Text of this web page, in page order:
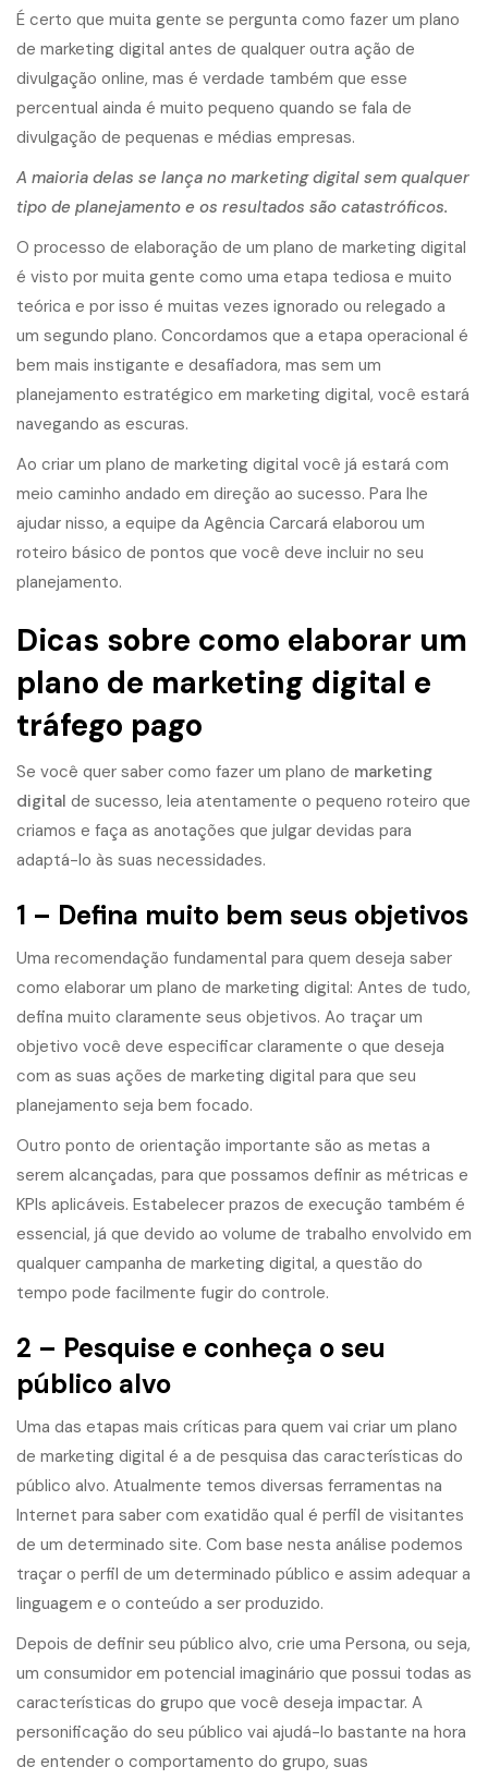
É certo que muita gente se pergunta como fazer um plano
de marketing digital antes de qualquer outra ação de
divulgação online, mas é verdade também que esse
percentual ainda é muito pequeno quando se fala de
divulgação de pequenas e médias empresas.
A maioria delas se lança no marketing digital sem qualquer
tipo de planejamento e os resultados são catastróficos.
O processo de elaboração de um plano de marketing digital
é visto por muita gente como uma etapa tediosa e muito
teórica e por isso é muitas vezes ignorado ou relegado a
um segundo plano. Concordamos que a etapa operacional é
bem mais instigante e desafiadora, mas sem um
planejamento estratégico em marketing digital, você estará
navegando as escuras.
Ao criar um plano de marketing digital você já estará com
meio caminho andado em direção ao sucesso. Para lhe
ajudar nisso, a equipe da Agência Carcará elaborou um
roteiro básico de pontos que você deve incluir no seu
planejamento.
Dicas sobre como elaborar um
plano de marketing digital e
tráfego pago
Se você quer saber como fazer um plano de marketing
digital de sucesso, leia atentamente o pequeno roteiro que
criamos e faça as anotações que julgar devidas para
adaptá-lo às suas necessidades.
1 – Defina muito bem seus objetivos
Uma recomendação fundamental para quem deseja saber
como elaborar um plano de marketing digital: Antes de tudo,
defina muito claramente seus objetivos. Ao traçar um
objetivo você deve especificar claramente o que deseja
com as suas ações de marketing digital para que seu
planejamento seja bem focado.
Outro ponto de orientação importante são as metas a
serem alcançadas, para que possamos definir as métricas e
KPIs aplicáveis. Estabelecer prazos de execução também é
essencial, já que devido ao volume de trabalho envolvido em
qualquer campanha de marketing digital, a questão do
tempo pode facilmente fugir do controle.
2 – Pesquise e conheça o seu
público alvo
Uma das etapas mais críticas para quem vai criar um plano
de marketing digital é a de pesquisa das características do
público alvo. Atualmente temos diversas ferramentas na
Internet para saber com exatidão qual é perfil de visitantes
de um determinado site. Com base nesta análise podemos
traçar o perfil de um determinado público e assim adequar a
linguagem e o conteúdo a ser produzido.
Depois de definir seu público alvo, crie uma Persona, ou seja,
um consumidor em potencial imaginário que possui todas as
características do grupo que você deseja impactar. A
personificação do seu público vai ajudá-lo bastante na hora
de entender o comportamento do grupo, suas